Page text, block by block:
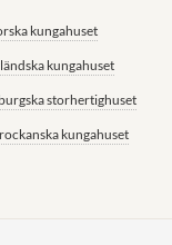
kungahuset
kungahuset
storhertighuset
kungahuset